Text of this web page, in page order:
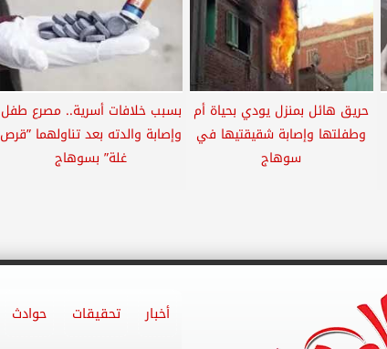
حريق هائل بمنزل يودي بحياة أم
وطفلتها وإصابة شقيقتيها في
سوهاج
بسبب خلافات أسرية.. مصرع طفل
وإصابة والدته بعد تناولهما ”قرص
غلة” بسوهاج
أخبار تحقيقات حوادث